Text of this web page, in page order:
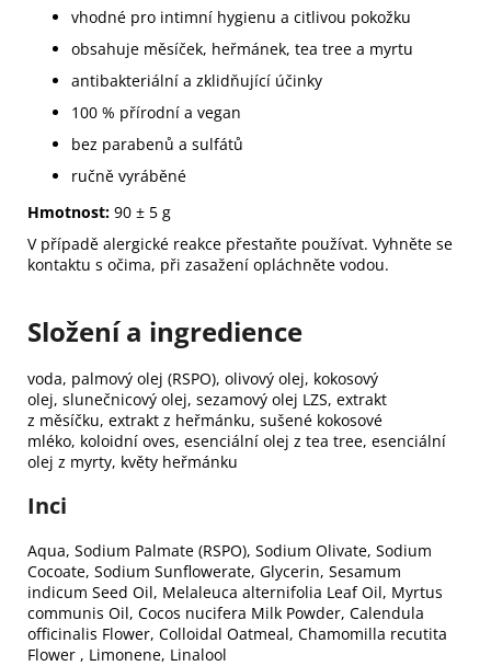
vhodné pro intimní hygienu a citlivou pokožku
obsahuje měsíček, heřmánek, tea tree a myrtu
antibakteriální a zklidňující účinky
100 % přírodní a vegan
bez parabenů a sulfátů
ručně vyráběné
Hmotnost: 90 ± 5 g
V případě alergické reakce přestaňte používat. Vyhněte se
kontaktu s očima, při zasažení opláchněte vodou.
Složení a ingredience
voda, palmový olej (RSPO), olivový olej, kokosový
olej, slunečnicový olej, sezamový olej LZS, extrakt
z měsíčku, extrakt z heřmánku, sušené kokosové
mléko, koloidní oves, esenciální olej z tea tree, esenciální
olej z myrty, květy heřmánku
Inci
Aqua, Sodium Palmate (RSPO), Sodium Olivate, Sodium
Cocoate, Sodium Sunflowerate, Glycerin, Sesamum
indicum Seed Oil, Melaleuca alternifolia Leaf Oil, Myrtus
communis Oil, Cocos nucifera Milk Powder, Calendula
officinalis Flower, Colloidal Oatmeal, Chamomilla recutita
Flower , Limonene, Linalool